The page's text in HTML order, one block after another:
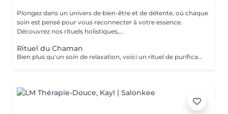
Plongez dans un univers de bien-être et de détente, où chaque
soin est pensé pour vous reconnecter à votre essence.
Découvrez nos rituels holistiques,...
Rituel du Chaman
Bien plus qu'un soin de relaxation, voici un rituel de purification incroyable. Tous les bienfaits du HeadSpa, de la naturopathie, de la sophrologie et des soins énergétiques, sont réunis dans ce rituel d'exception pour remise à zéro. Nous travaillons toutes les couches du corps humain. Physique, vibratoires, énergétiques etc Ne comprend pas le séchage des cheveux.